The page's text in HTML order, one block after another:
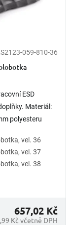
059-810-36
ESD
Materiál:
polyesteru
vel. 36
vel. 37
vel. 38
Kč včetně DPH
657,02 Kč